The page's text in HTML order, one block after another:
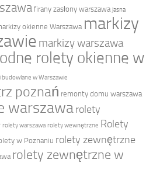
firany zasłony warszawa jasna
okienne Warszawa markizy
markizy warszawa
rolety okienne w
w Warszawie
poznań remonty domu warszawa
warszawa rolety
rolety warszawa rolety wewnętrzne Rolety
w Poznaniu rolety zewnętrzne
rolety zewnętrzne w